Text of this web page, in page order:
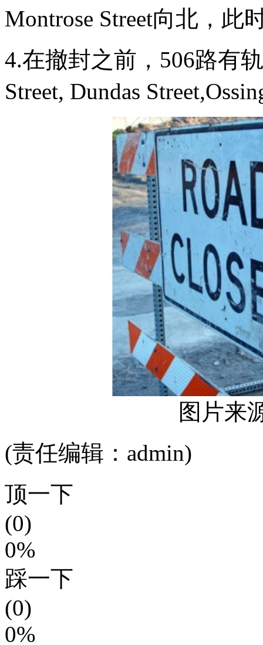
Montrose Street向北，此
4.在撤封之前，506路有
Street, Dundas
图片来
(责任编辑：admin)
顶一下
(0)
0%
踩一下
(0)
0%